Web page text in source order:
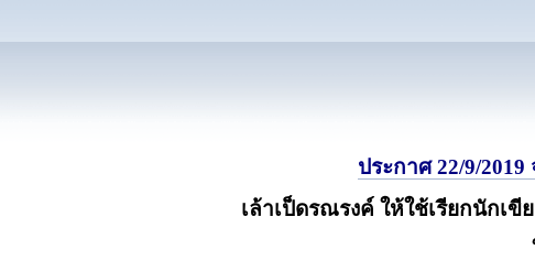
ประกาศ 22/9/
เล้าเป็ดรณรงค์ ให้ใช้เรียกนักเ